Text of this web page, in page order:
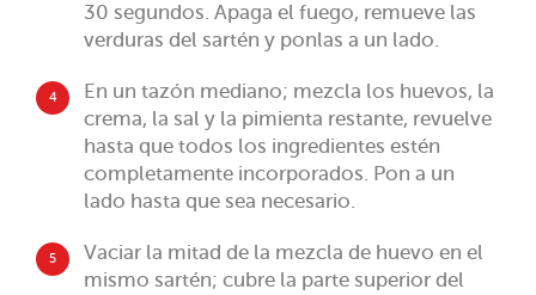
30 segundos. Apaga el fuego, remueve las
verduras del sartén y ponlas a un lado.
4
En un tazón mediano; mezcla los huevos, la
crema, la sal y la pimienta restante, revuelve
hasta que todos los ingredientes estén
completamente incorporados. Pon a un
lado hasta que sea necesario.
5
Vaciar la mitad de la mezcla de huevo en el
mismo sartén; cubre la parte superior del